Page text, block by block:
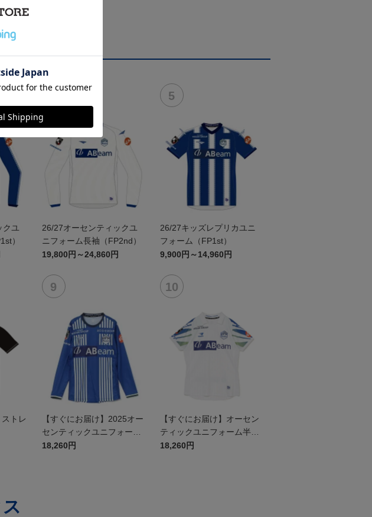
ユ
）
26/27オーセンティックユ
ニフォーム長袖（FP2nd）
19,800円～24,860円
26/27キッズレプリカユニ
フォーム（FP1st）
9,900円～14,960円
トレ
【すぐにお届け】2025オー
センティックユニフォーム
FP1st（長袖）
18,260円
【すぐにお届け】オーセン
ティックユニフォーム半袖
（2026百年構想リーグ）F
18,260円